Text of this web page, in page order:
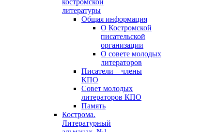
литературы
Общая информация
О Костромской
писательской
организации
О совете молодых
литераторов
Писатели – члены
КПО
Совет молодых
литераторов КПО
Память
Кострома.
Литературный